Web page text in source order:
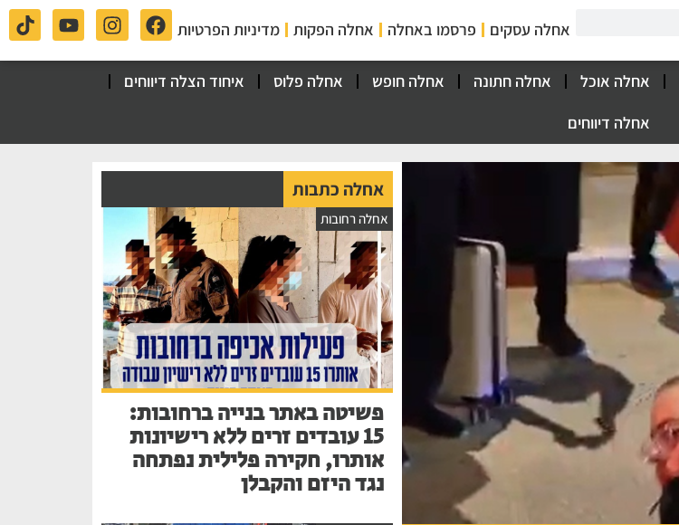
אחלה עסקים פרסמו באחלה אחלה הפקות מדיניות הפרטיות
אחלה אוכל אחלה חתונה אחלה חופש אחלה פלוס
איחוד הצלה דיווחים
אחלה דיווחים
אחלה כתבות
אחלה רחובות
פשיטה באתר בנייה ברחובות:
15 עובדים זרים ללא רישיונות
אותרו, חקירה פלילית נפתחה
נגד היזם והקבלן